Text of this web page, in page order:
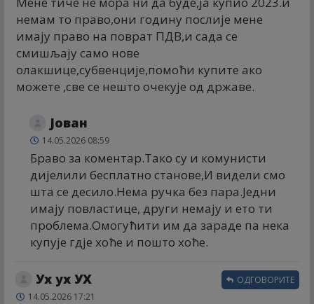
немам то право,они годину послије мене
имају право на поврат ПДВ,и сада се
смишљају само нове
олакшице,субвенције,помоћи купите ако
можете ,све се нешто очекује од државе.
Јован
14.05.2026 08:59
Браво за коментар.Тако су и комунисти
дијелили бесплатно станове,И видели смо
шта се десило.Нема ручка без пара.Једни
имају повластице, други немају и ето ти
проблема.Омогућити им да зараде па нека
купује гдје хоће и пошто хоће.
Ух ух УХ
14.05.2026 17:21
ОДГОВОРИТЕ